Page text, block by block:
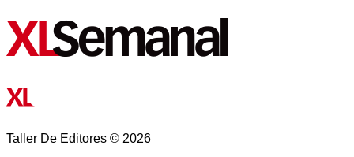
Taller De Editores © 2026